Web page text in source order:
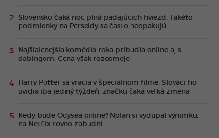
Slovensko čaká noc plná padajúcich hviezd. Takéto
podmienky na Perseidy sa často neopakujú
Najšialenejšia komédia roka pribudla online aj s
dabingom. Cena však rozosmeje
Harry Potter sa vracia v špeciálnom filme. Slováci ho
uvidia iba jediný týždeň, značku čaká veľká zmena
Kedy bude Odysea online? Nolan si vydupal výnimku,
na Netflix rovno zabudni